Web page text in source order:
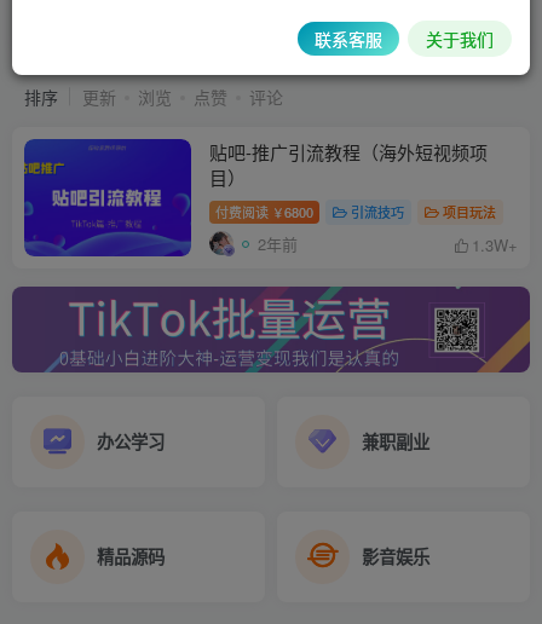
排序 更新 浏览 点赞 评论
贴吧-推广引流教程（海外短视频项
目）
付费阅读 ￥6800 引流技巧 项目玩法
2年前 1.3W+
办公学习 兼职副业
精品源码 影音娱乐
联系客服 关于我们